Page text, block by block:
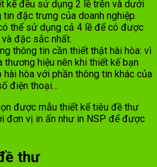
kế đều sử dụng 2 lề trên và dưới
tin đặc trưng của doanh nghiệp.
thể sử dụng cả 4 lề để có được
đặc sắc nhất.
thông tin cần thiết thật hài hòa: vì
thương hiệu nên khi thiết kế bạn
hòa với phần thông tin khác của
điện thoại…
được mẫu thiết kế tiêu đề thư
đơn vị in ấn như in NSP để được
thư